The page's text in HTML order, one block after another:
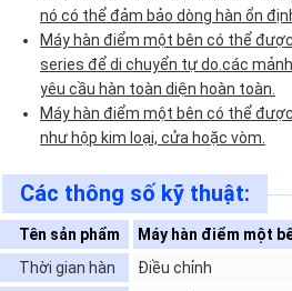
nó có thể đảm bảo dòng hàn ổn
Máy hàn điểm một bên có thể
series để di chuyển tự do.các
yêu cầu hàn toàn diện hoàn toàn.
Máy hàn điểm một bên có thể
như hộp kim loại, cửa hoặc vòm.
Các thông số kỹ thuật:
Tên sản phẩm
Máy hàn điểm một
Thời gian hàn
Điều chỉnh